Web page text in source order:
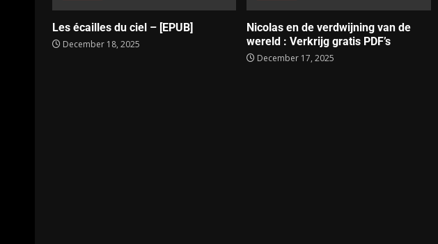
Les écailles du ciel – [EPUB]
December 18, 2025
Nicolas en de verdwijning van de
wereld : Verkrijg gratis PDF’s
December 17, 2025